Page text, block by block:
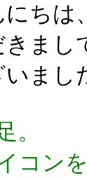
にちは
きまし
まし
。
コン